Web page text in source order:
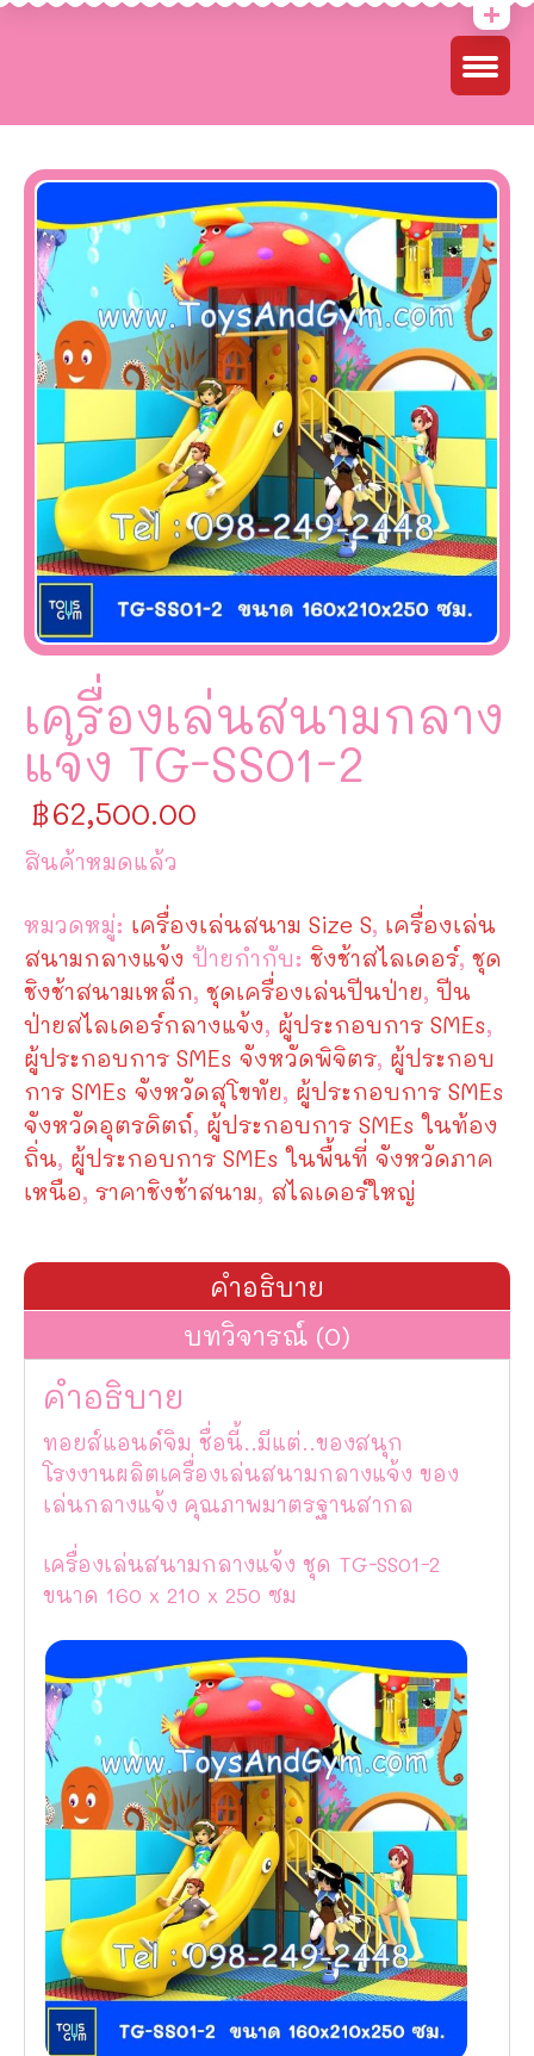
เครื่องเล่นสนามกลาง
แจ้ง TG-SS01-2
฿62,500.00
สินค้าหมดแล้ว
หมวดหมู่: เครื่องเล่นสนาม Size S, เครื่องเล่น
สนามกลางแจ้ง ป้ายกำกับ: ชิงช้าสไลเดอร์, ชุด
ชิงช้าสนามเหล็ก, ชุดเครื่องเล่นปีนป่าย, ปีน
ป่ายสไลเดอร์กลางแจ้ง, ผู้ประกอบการ SMEs,
ผู้ประกอบการ SMEs จังหวัดพิจิตร, ผู้ประกอบ
การ SMEs จังหวัดสุโขทัย, ผู้ประกอบการ SMEs
จังหวัดอุตรดิตถ์, ผู้ประกอบการ SMEs ในท้อง
ถิ่น, ผู้ประกอบการ SMEs ในพื้นที่ จังหวัดภาค
เหนือ, ราคาชิงช้าสนาม, สไลเดอร์ใหญ่
คำอธิบาย
บทวิจารณ์ (0)
คำอธิบาย
ทอยส์แอนด์จิม ชื่อนี้..มีแต่..ของสนุก
โรงงานผลิตเครื่องเล่นสนามกลางแจ้ง ของ
เล่นกลางแจ้ง คุณภาพมาตรฐานสากล
เครื่องเล่นสนามกลางแจ้ง ชุด TG-SS01-2
ขนาด 160 x 210 x 250 ซม